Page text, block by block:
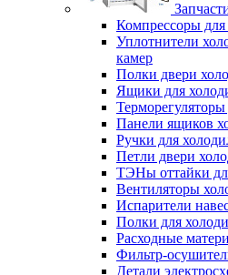
Компрессоры для
Уплотнители
камер
Полки двери
Ящики для
Панели ящиков
Ручки для
Петли двери
ТЭНы оттайки
Вентиляторы
Испарители
Полки для
Расходные
Фильтр-
Детали